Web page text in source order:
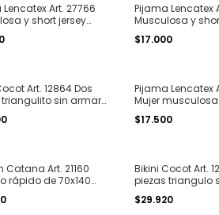
Art. 27766
y short jersey
T. S al 6
Pijama Lencatex
Musculosa y
estampado T. S
$17.000
Art. 12864 Dos
triangulito sin armar
atar T. 1 al 4
Pijama Lencatex
Mujer
algodón liso color
$17.500
Catana Art. 21160
rápido de 70x140
surtidos
Bikini Cocot Art.
piezas triangulo
less para atar
4
$29.920